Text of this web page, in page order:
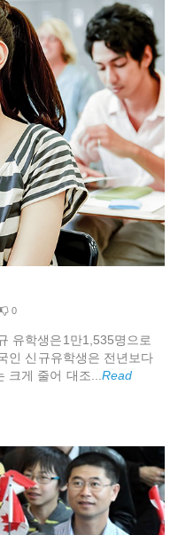
0
유학생은1만1,535명으로
인 신규유학생은 전년보다
크게 줄어 대조...Read